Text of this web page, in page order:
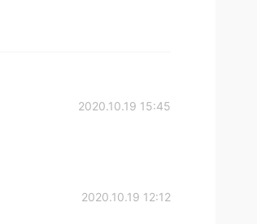
2020.10.19 15:45
2020.10.19 12:12